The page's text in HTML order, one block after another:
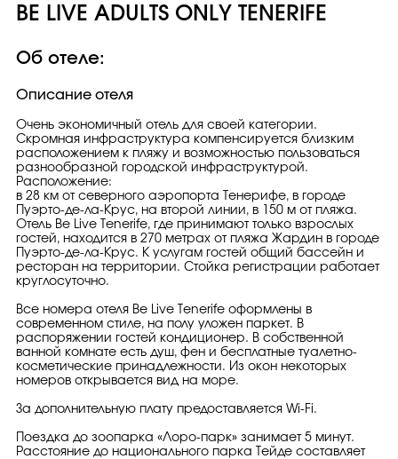
BE LIVE ADULTS ONLY TENERIFE
Об отеле:
Описание отеля
Очень экономичный отель для своей категории.
Скромная инфраструктура компенсируется близким
расположением к пляжу и возможностью пользоваться
разнообразной городской инфраструктурой.
Расположение:
в 28 км от северного аэропорта Тенерифе, в городе
Пуэрто-де-ла-Крус, на второй линии, в 150 м от пляжа.
Отель Be Live Tenerife, где принимают только взрослых
гостей, находится в 270 метрах от пляжа Жардин в городе
Пуэрто-де-ла-Крус. К услугам гостей общий бассейн и
ресторан на территории. Стойка регистрации работает
круглосуточно.
Все номера отеля Be Live Tenerife оформлены в
современном стиле, на полу уложен паркет. В
распоряжении гостей кондиционер. В собственной
ванной комнате есть душ, фен и бесплатные туалетно-
косметические принадлежности. Из окон некоторых
номеров открывается вид на море.
За дополнительную плату предоставляется Wi-Fi.
Поездка до зоопарка «Лоро-парк» занимает 5 минут.
Расстояние до национального парка Тейде составляет